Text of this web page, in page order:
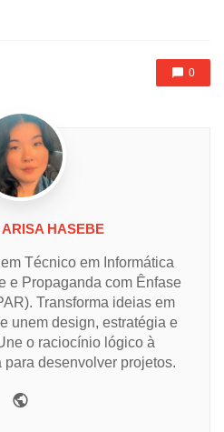
0
HASEBE
Técnico em Informática
e Propaganda com Ênfase
Transforma ideias em
unem design, estratégia e
o raciocínio lógico à
desenvolver projetos.